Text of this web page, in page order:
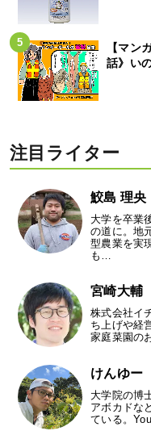
【マン
話》い
注目ライター
鮫島 理央
大学を卒業
の道に。地
型農業を実
も…
宮崎大輔
株式会社イ
ち上げや経
家庭菜園の
けんゆー
大学院の博
アボカドな
ている。